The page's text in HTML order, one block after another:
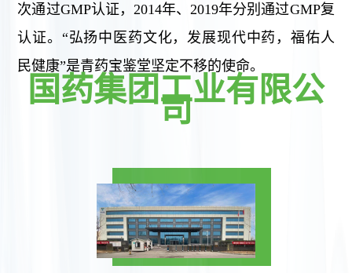
次通过GMP认证，2014年、2019年分别通过GMP复
认证。“弘扬中医药文化，发展现代中药，福佑人
民健康”是青药宝鉴堂坚定不移的使命。
国药集团工业有限公
司